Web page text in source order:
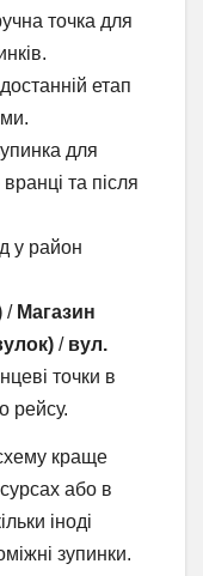
точка для
етап
для
та після
у район
/ Магазин
/ вул.
точки в
рейсу.
краще
або в
іноді
зупинки.